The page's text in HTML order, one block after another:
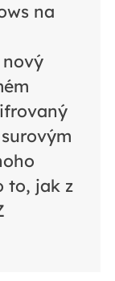
na
to, jak z